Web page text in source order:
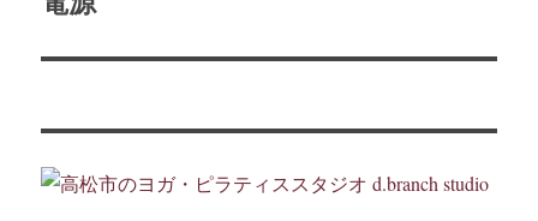
ー
ン
投